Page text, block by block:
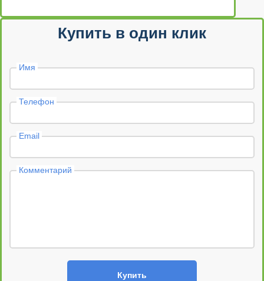
Купить в один клик
Имя
Телефон
Email
Комментарий
Купить